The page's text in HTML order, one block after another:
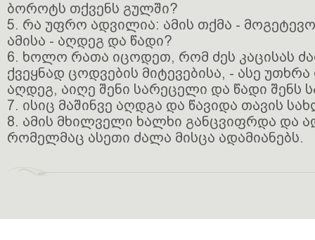
ბოროტს თქვენს გულში?
5. რა უფრო ადვილია: ამის თქმა -
ამისა - აღდეგ და წადი?
6. ხოლო რათა იცოდეთ, რომ ძეს კაცისას
ქვეყნად ცოდვების მიტევებისა, - ასე
აღდეგ, აიღე შენი სარეცელი და წადი შენს
7. ისიც მაშინვე აღდგა და წავიდა თავის
8. ამის მხილველი ხალხი განცვიფრდა და
რომელმაც ასეთი ძალა მისცა ადამიანებს.